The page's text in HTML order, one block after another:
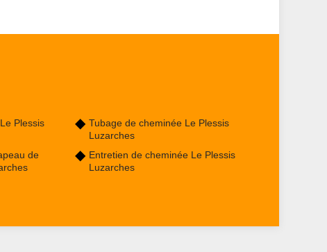
Plessis
de
Tubage de cheminée Le Plessis
Luzarches
Entretien de cheminée Le Plessis
Luzarches